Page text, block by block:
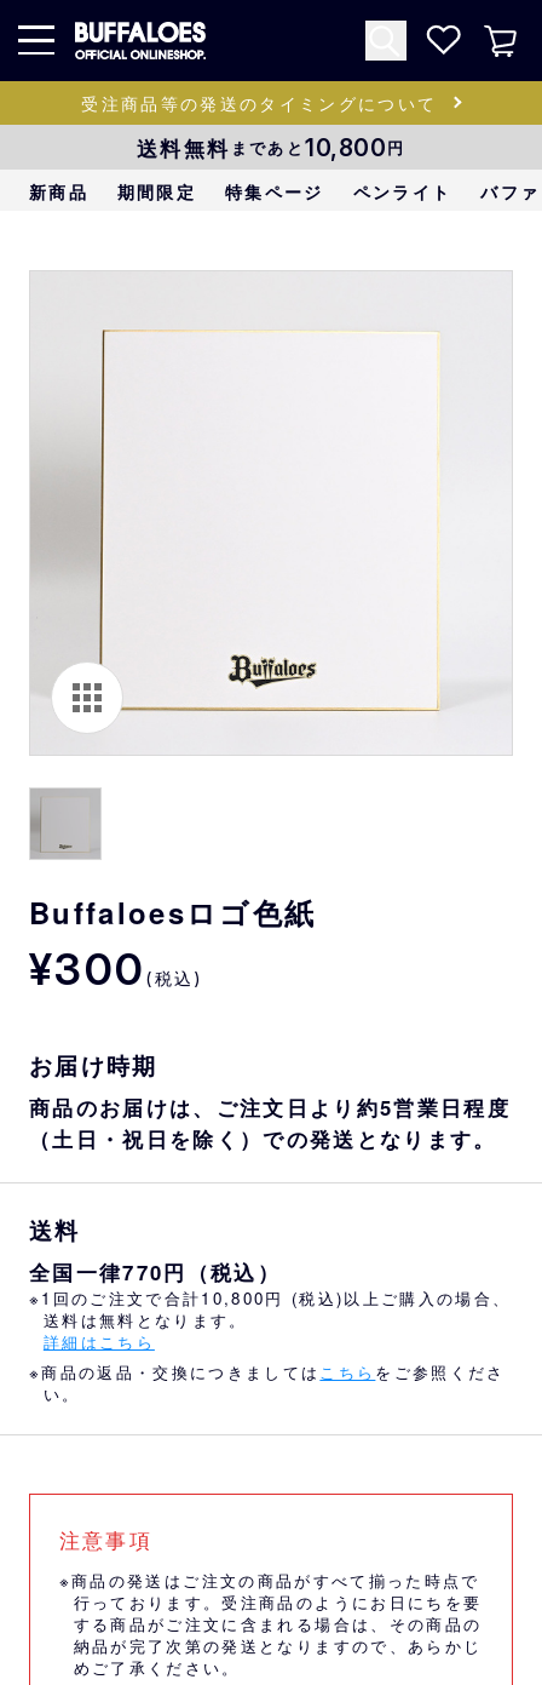
受注商品等の発送のタイミングについて
送料無料 まであと 10,800円
新商品 期間限定 特集ページ ペンライト バフ
Buffaloesロゴ色紙
¥300 (税込)
お届け時期
商品のお届けは、ご注文日より約5営業日程度
（土日・祝日を除く）での発送となります。
送料
全国一律770円（税込）
※1回のご注文で合計10,800円 (税込)以上ご購入の場合、
送料は無料となります。
詳細はこちら
※商品の返品・交換につきましては こちら をご参照くださ
い。
注意事項
※商品の発送はご注文の商品がすべて揃った時点で
行っております。受注商品のようにお日にちを要
する商品がご注文に含まれる場合は、その商品の
納品が完了次第の発送となりますので、あらかじ
めご了承ください。